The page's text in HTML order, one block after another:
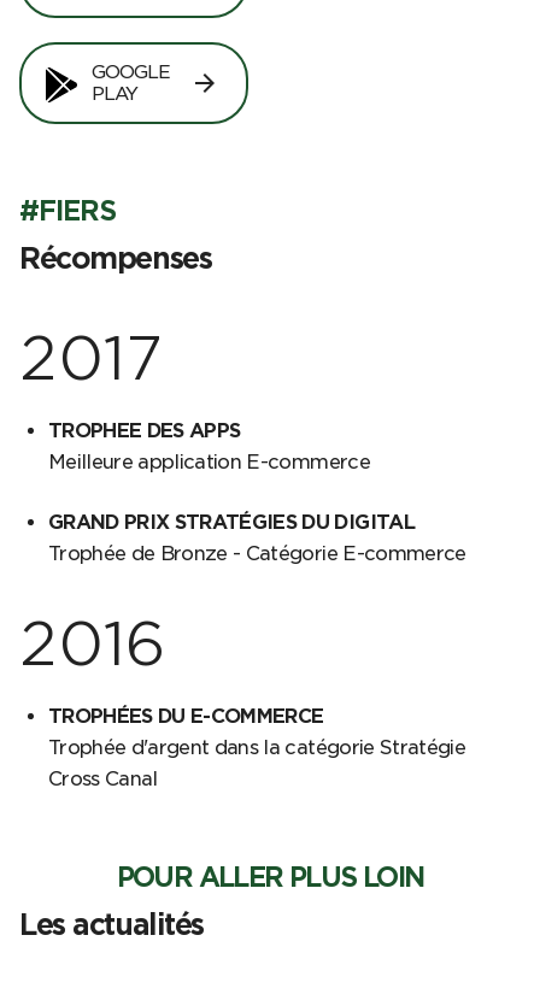
GOOGLE
PLAY
arrow_forward
#FIERS
Récompenses
2017
TROPHEE DES APPS
Meilleure application E-commerce
GRAND PRIX STRATÉGIES DU DIGITAL
Trophée de Bronze - Catégorie E-commerce
2016
TROPHÉES DU E-COMMERCE
Trophée d'argent dans la catégorie Stratégie
Cross Canal
POUR ALLER PLUS LOIN
Les actualités